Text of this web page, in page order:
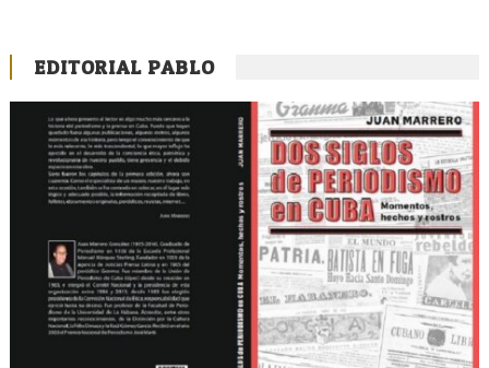
EDITORIAL PABLO